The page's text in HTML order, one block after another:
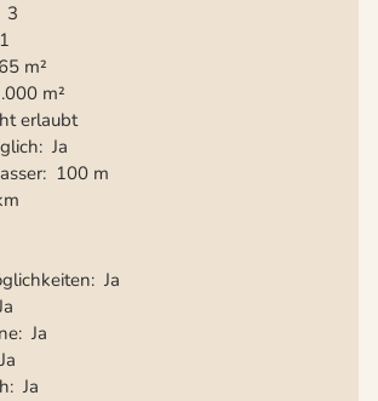
3
1
65 m²
m²
erlaubt
Ja
100 m
Ja
Ja
Ja
Ja